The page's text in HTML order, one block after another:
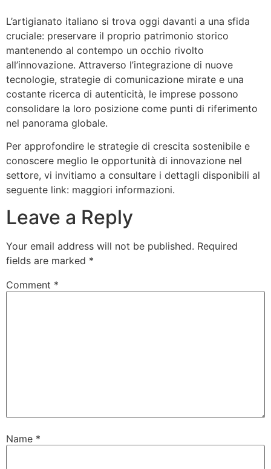
L’artigianato italiano si trova oggi davanti a una sfida
cruciale: preservare il proprio patrimonio storico
mantenendo al contempo un occhio rivolto
all’innovazione. Attraverso l’integrazione di nuove
tecnologie, strategie di comunicazione mirate e una
costante ricerca di autenticità, le imprese possono
consolidare la loro posizione come punti di riferimento
nel panorama globale.
Per approfondire le strategie di crescita sostenibile e
conoscere meglio le opportunità di innovazione nel
settore, vi invitiamo a consultare i dettagli disponibili al
seguente link: maggiori informazioni.
Leave a Reply
Your email address will not be published. Required
fields are marked *
Comment *
Name *